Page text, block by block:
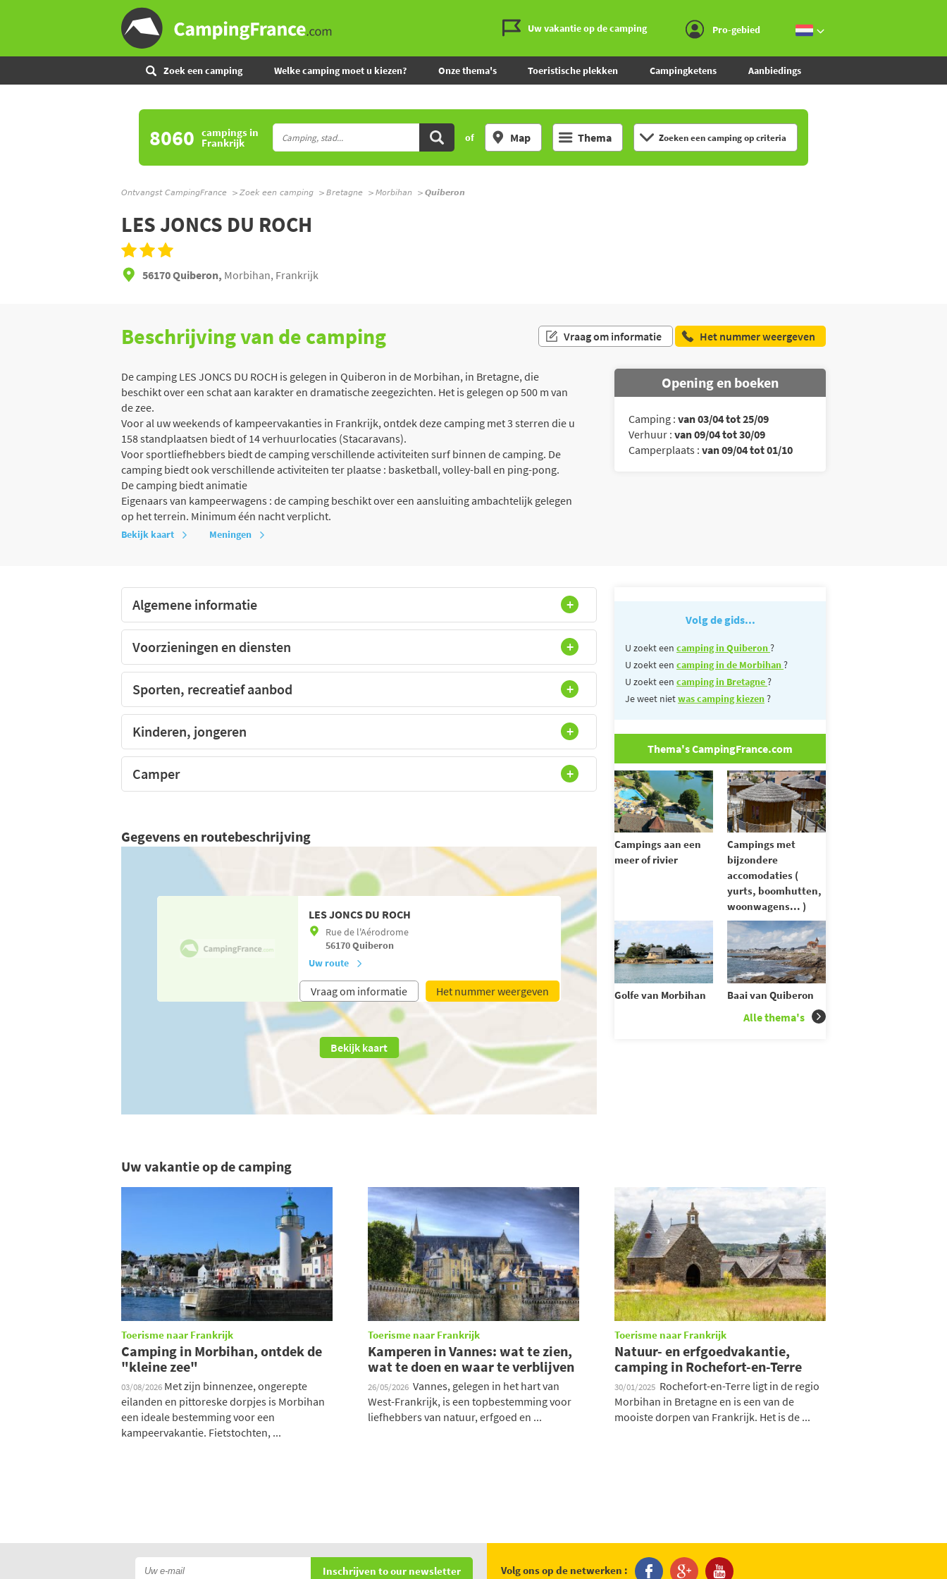
Uw vakantie op de camping Pro-gebied
Zoek een camping Welke camping moet u kiezen? Onze thema's Toeristische plekken Campingketens Aanbiedings
8060 campingsin
Frankrijk of Map Thema Zoeken een camping op criteria
Ontvangst CampingFrance Zoek een camping Bretagne Morbihan Quiberon
LES JONCS DU ROCH
56170 Quiberon, Morbihan, Frankrijk
Beschrijving van de camping Vraag om informatie Het nummer weergeven
De camping LES JONCS DU ROCH is gelegen in Quiberon in de Morbihan, in Bretagne, die
beschikt over een schat aan karakter en dramatische zeegezichten. Het is gelegen op 500 m van
de zee.
Voor al uw weekends of kampeervakanties in Frankrijk, ontdek deze camping met 3 sterren die u
158 standplaatsen biedt of 14 verhuurlocaties (Stacaravans).
Voor sportliefhebbers biedt de camping verschillende activiteiten surf binnen de camping. De
camping biedt ook verschillende activiteiten ter plaatse : basketball, volley-ball en ping-pong.
De camping biedt animatie
Eigenaars van kampeerwagens : de camping beschikt over een aansluiting ambachtelijk gelegen
op het terrein. Minimum één nacht verplicht.
Opening en boeken
Camping : van 03/04 tot 25/09
Verhuur : van 09/04 tot 30/09
Camperplaats : van 09/04 tot 01/10
Bekijk kaart Meningen
Algemene informatie
Voorzieningen en diensten
Sporten, recreatief aanbod
Kinderen, jongeren
Camper
Gegevens en routebeschrijving
LES JONCS DU ROCH
Rue de l'Aérodrome
56170Quiberon
Uw route
Vraag om informatie Het nummer weergeven
Bekijk kaart
Volg de gids...
U zoekt een camping in Quiberon?
U zoekt een camping in de Morbihan?
U zoekt een camping in Bretagne?
Je weet nietwas camping kiezen?
Thema's CampingFrance.com
Campings aan een
meer of rivier
Campings met
bijzondere
accomodaties (
yurts, boomhutten,
woonwagens... )
Golfe van Morbihan Baai van Quiberon
Alle thema's
Uw vakantie op de camping
Toerisme naar Frankrijk
Camping in Morbihan, ontdek de
"kleine zee"
03/08/2026 Met zijn binnenzee, ongerepte
eilanden en pittoreske dorpjes is Morbihan
een ideale bestemming voor een
kampeervakantie. Fietstochten, ...
Toerisme naar Frankrijk
Kamperen in Vannes: wat te zien,
wat te doen en waar te verblijven
26/05/2026 Vannes, gelegen in het hart van
West-Frankrijk, is een topbestemming voor
liefhebbers van natuur, erfgoed en ...
Toerisme naar Frankrijk
Natuur- en erfgoedvakantie,
camping in Rochefort-en-Terre
30/01/2025 Rochefort-en-Terre ligt in de regio
Morbihan in Bretagne en is een van de
mooiste dorpen van Frankrijk. Het is de ...
Inschrijven to our newsletter Volg ons op de netwerken :